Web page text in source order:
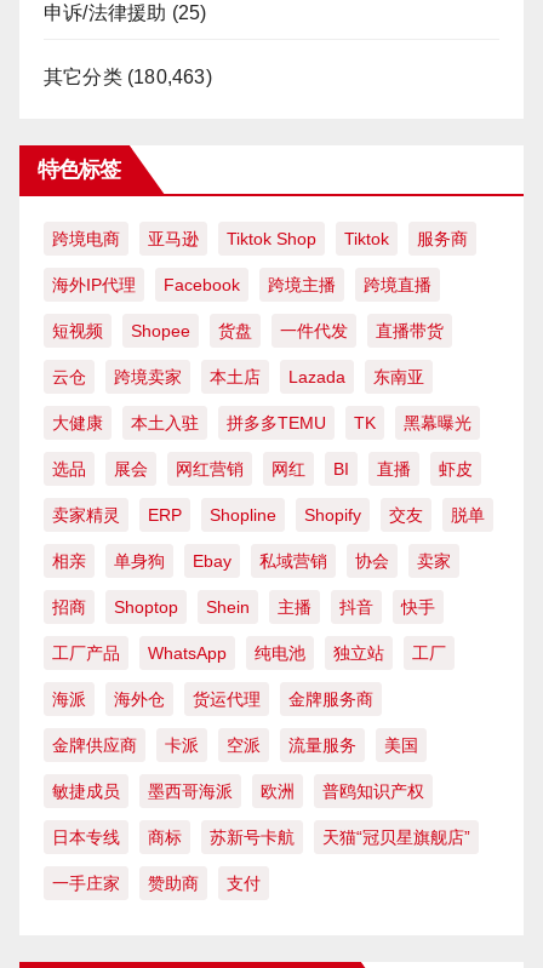
申诉/法律援助 (25)
其它分类(180,463)
特色标签
跨境电商 亚马逊 Tiktok Shop Tiktok 服务商
海外IP代理 Facebook 跨境主播 跨境直播
短视频 Shopee 货盘 一件代发 直播带货
云仓 跨境卖家 本土店 Lazada 东南亚
大健康 本土入驻 拼多多TEMU TK 黑幕曝光
选品 展会 网红营销 网红 BI 直播 虾皮
卖家精灵 ERP Shopline Shopify 交友 脱单
相亲 单身狗 Ebay 私域营销 协会 卖家
招商 Shoptop Shein 主播 抖音 快手
工厂产品 WhatsApp 纯电池 独立站 工厂
海派 海外仓 货运代理 金牌服务商
金牌供应商 卡派 空派 流量服务 美国
敏捷成员 墨西哥海派 欧洲 普鸥知识产权
日本专线 商标 苏新号卡航 天猫“冠贝星旗舰店”
一手庄家 赞助商 支付